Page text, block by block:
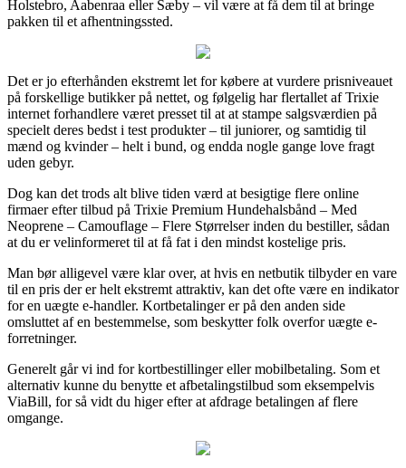
Holstebro, Aabenraa eller Sæby – vil være at få dem til at bringe
pakken til et afhentningssted.
Det er jo efterhånden ekstremt let for købere at vurdere prisniveauet
på forskellige butikker på nettet, og følgelig har flertallet af Trixie
internet forhandlere været presset til at at stampe salgsværdien på
specielt deres bedst i test produkter – til juniorer, og samtidig til
mænd og kvinder – helt i bund, og endda nogle gange love fragt
uden gebyr.
Dog kan det trods alt blive tiden værd at besigtige flere online
firmaer efter tilbud på Trixie Premium Hundehalsbånd – Med
Neoprene – Camouflage – Flere Størrelser inden du bestiller, sådan
at du er velinformeret til at få fat i den mindst kostelige pris.
Man bør alligevel være klar over, at hvis en netbutik tilbyder en vare
til en pris der er helt ekstremt attraktiv, kan det ofte være en indikator
for en uægte e-handler. Kortbetalinger er på den anden side
omsluttet af en bestemmelse, som beskytter folk overfor uægte e-
forretninger.
Generelt går vi ind for kortbestillinger eller mobilbetaling. Som et
alternativ kunne du benytte et afbetalingstilbud som eksempelvis
ViaBill, for så vidt du higer efter at afdrage betalingen af flere
omgange.